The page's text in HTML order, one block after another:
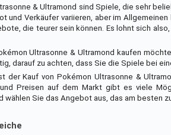
& Ultramond sind Spiele, die sehr
und Verkäufer variieren, aber im
die teurer sein können. Es lohnt sich
Ultrasonne & Ultramond kaufen
darauf zu achten, dass Sie die Spiele bei
der Kauf von Pokémon Ultrasonne &
Preisen auf dem Markt gibt es viele
wählen Sie das Angebot aus, das am besten